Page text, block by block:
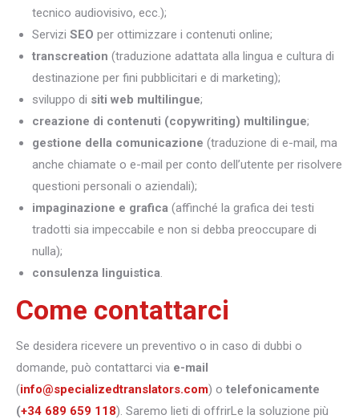
tecnico audiovisivo, ecc.);
Servizi SEO per ottimizzare i contenuti online;
transcreation (traduzione adattata alla lingua e cultura di
destinazione per fini pubblicitari e di marketing);
sviluppo di siti web multilingue;
creazione di contenuti (copywriting) multilingue;
gestione della comunicazione (traduzione di e-mail, ma
anche chiamate o e-mail per conto dell’utente per risolvere
questioni personali o aziendali);
impaginazione e grafica (affinché la grafica dei testi
tradotti sia impeccabile e non si debba preoccupare di
nulla);
consulenza linguistica.
Come contattarci
Se desidera ricevere un preventivo o in caso di dubbi o
domande, può contattarci via e-mail
(info@specializedtranslators.com) o telefonicamente
(+34 689 659 118). Saremo lieti di offrirLe la soluzione più